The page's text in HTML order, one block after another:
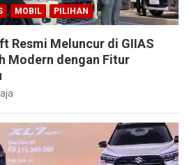
MOBIL PILIHAN
Resmi Meluncur di GIIAS
Modern dengan Fitur